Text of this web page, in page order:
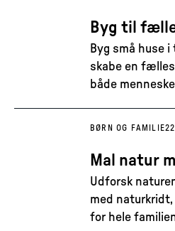
Byg til
Byg små huse
skabe en
både
BØRN OG FAMILIE
Mal natur
Udforsk
med
for hele